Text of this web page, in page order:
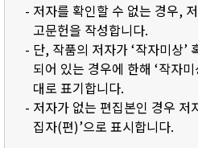
- 저자를 확인할 수 없는 경우,
고문헌을 작성합니다.
- 단, 작품의 저자가 ‘작자미상’
되어 있는 경우에 한해 ‘작자
대로 표기합니다.
- 저자가 없는 편집본인 경우 저
집자(편)’으로 표시합니다.